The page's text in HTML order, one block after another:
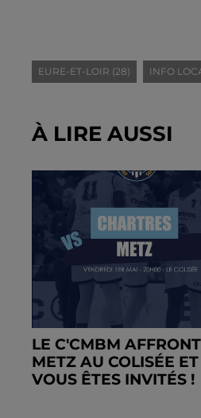
EURE-ET-LOIR (28) INFO
À LIRE AUSSI
LE C'CMBM
METZ AU COLISÉE ET
VOUS ÊTES INVITÉS !